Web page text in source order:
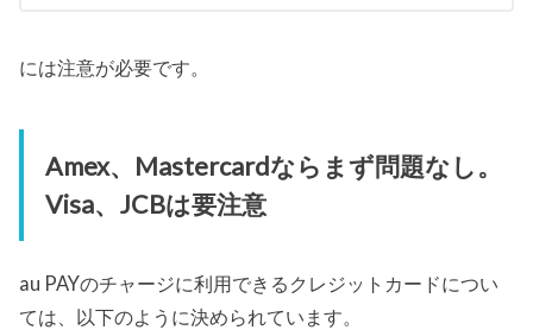
には注意が必要です。
Amex、Mastercardならまず問題なし。
Visa、JCBは要注意
au PAYのチャージに利用できるクレジットカードについ
ては、以下のように決められています。